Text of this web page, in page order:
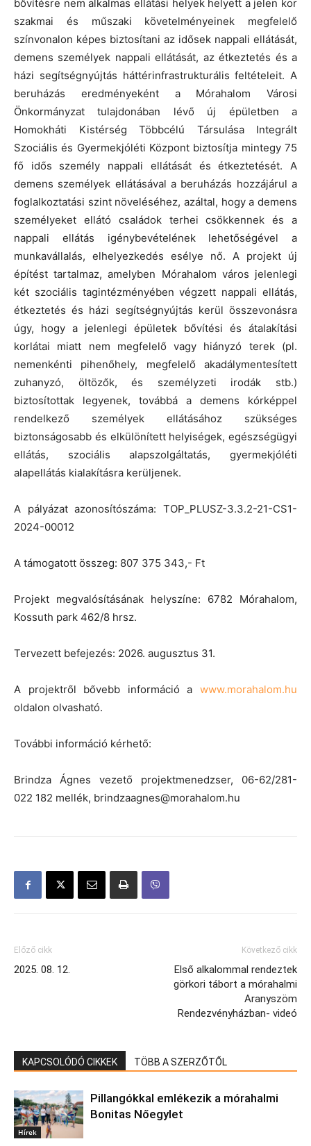
bővítésre nem alkalmas ellátási helyek helyett a jelen kor
szakmai és műszaki követelményeinek megfelelő
színvonalon képes biztosítani az idősek nappali ellátását,
demens személyek nappali ellátását, az étkeztetés és a
házi segítségnyújtás háttérinfrastrukturális feltételeit. A
beruházás eredményeként a Mórahalom Városi
Önkormányzat tulajdonában lévő új épületben a
Homokháti Kistérség Többcélú Társulása Integrált
Szociális és Gyermekjóléti Központ biztosítja mintegy 75
fő idős személy nappali ellátását és étkeztetését. A
demens személyek ellátásával a beruházás hozzájárul a
foglalkoztatási szint növeléséhez, azáltal, hogy a demens
személyeket ellátó családok terhei csökkennek és a
nappali ellátás igénybevételének lehetőségével a
munkavállalás, elhelyezkedés esélye nő. A projekt új
építést tartalmaz, amelyben Mórahalom város jelenlegi
két szociális tagintézményében végzett nappali ellátás,
étkeztetés és házi segítségnyújtás kerül összevonásra
úgy, hogy a jelenlegi épületek bővítési és átalakítási
korlátai miatt nem megfelelő vagy hiányzó terek (pl.
nemenkénti pihenőhely, megfelelő akadálymentesített
zuhanyzó, öltözők, és személyzeti irodák stb.)
biztosítottak legyenek, továbbá a demens kórképpel
rendelkező személyek ellátásához szükséges
biztonságosabb és elkülönített helyiségek, egészségügyi
ellátás, szociális alapszolgáltatás, gyermekjóléti
alapellátás kialakításra kerüljenek.
A pályázat azonosítószáma: TOP_PLUSZ-3.3.2-21-CS1-
2024-00012
A támogatott összeg: 807 375 343,- Ft
Projekt megvalósításának helyszíne: 6782 Mórahalom,
Kossuth park 462/8 hrsz.
Tervezett befejezés: 2026. augusztus 31.
A projektről bővebb információ a www.morahalom.hu
oldalon olvasható.
További információ kérhető:
Brindza Ágnes vezető projektmenedzser, 06-62/281-
022 182 mellék, brindzaagnes@morahalom.hu
Előző cikk
2025. 08. 12.
Következő cikk
Első alkalommal rendeztek
görkori tábort a mórahalmi
Aranyszöm
Rendezvényházban- videó
KAPCSOLÓDÓ CIKKEK TÖBB A SZERZŐTŐL
Hírek
Pillangókkal emlékezik a mórahalmi
Bonitas Nőegylet